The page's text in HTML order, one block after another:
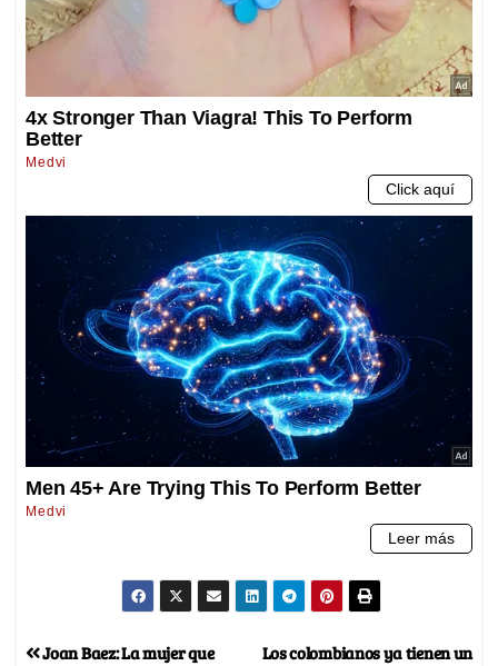
Los colombianos ya tienen un
Joan Baez: La mujer que